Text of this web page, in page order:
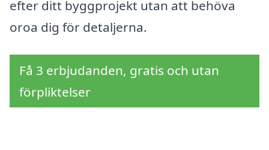
efter ditt byggprojekt utan att behöva
oroa dig för detaljerna.
Få 3 erbjudanden, gratis och utan
förpliktelser